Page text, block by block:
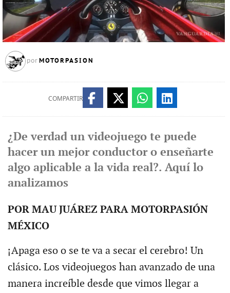
por MOTORPASION
COMPARTIR
¿De verdad un videojuego te puede
hacer un mejor conductor o enseñarte
algo aplicable a la vida real?. Aquí lo
analizamos
POR MAU JUÁREZ PARA MOTORPASIÓN
MÉXICO
¡Apaga eso o se te va a secar el cerebro! Un
clásico. Los videojuegos han avanzado de una
manera increíble desde que vimos llegar a